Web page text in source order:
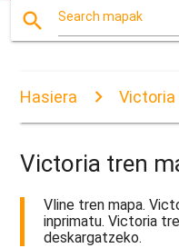
search Search mapak
Hasiera Victoria
Victoria tren
Vline tren mapa.
inprimatu. Victoria
deskargatzeko.